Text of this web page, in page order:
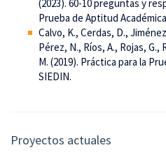
(2023). 60-10 preguntas y
Prueba de Aptitud
Calvo, K., Cerdas, D.,
Pérez, N., Ríos, A., Rojas, G.,
M. (2019). Práctica para la
SIEDIN.
Proyectos actuales